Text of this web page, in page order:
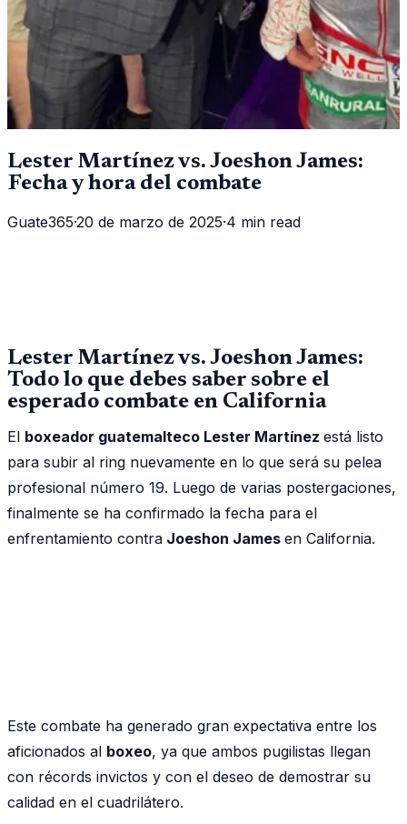
Lester Martínez vs. Joeshon James:
Fecha y hora del combate
Guate365·20 de marzo de 2025·4 min read
Lester Martínez vs. Joeshon James:
Todo lo que debes saber sobre el
esperado combate en California
El boxeador guatemalteco Lester Martínez está listo
para subir al ring nuevamente en lo que será su pelea
profesional número 19. Luego de varias postergaciones,
finalmente se ha confirmado la fecha para el
enfrentamiento contra Joeshon James en California.
Este combate ha generado gran expectativa entre los
aficionados al boxeo, ya que ambos pugilistas llegan
con récords invictos y con el deseo de demostrar su
calidad en el cuadrilátero.